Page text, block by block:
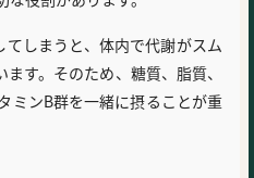
しまうと、体内で代謝がスム
す。そのため、糖質、脂質、
ミンB群を一緒に摂ることが重